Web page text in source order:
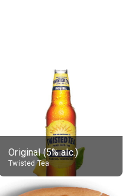
Original (5% alc.)
Twisted Tea